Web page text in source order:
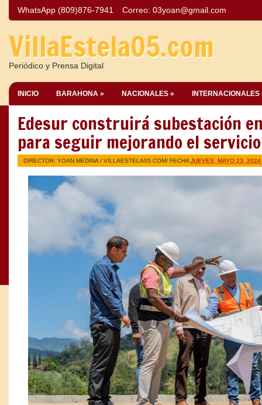
WhatsApp (809)876-7941 Correo: 03yoan@gmail.com
VillaEstela05.com
Periódico y Prensa Digital
INICIO BARAHONA » NACIONALES » INTERNACIONALES
Edesur construirá subestación
para seguir mejorando el
DIRECTOR: YOAN MEDINA / VILLAESTELA05.COM/ FECHA JUEVES, MAYO 23, 2024